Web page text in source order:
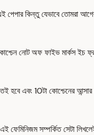
পেপার কিন্তু যেভাবে তোমরা
নোট অফ ফাইভ মার্কস
এবং 10টা কোশ্চেনের
সম্পর্কিত সেটা